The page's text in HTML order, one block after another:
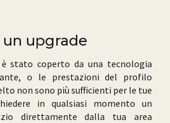
upgrade
stato coperto da una tecnologia
o le prestazioni del profilo
non sono più sufficienti per le tue
in qualsiasi momento un
direttamente dalla tua area